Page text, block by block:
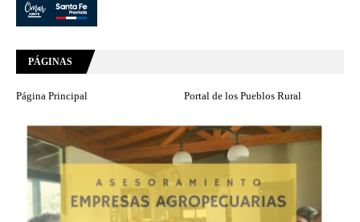
PÁGINAS
Página Principal Portal de los Pueblos Rural